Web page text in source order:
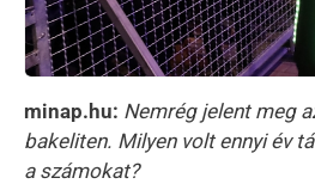
minap.hu: Nemrég jelent meg
bakeliten. Milyen volt ennyi év
a számokat?